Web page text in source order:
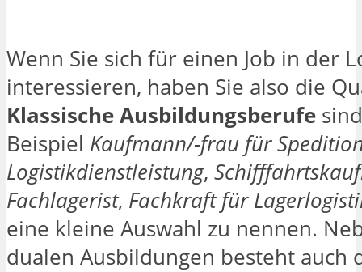
Wenn Sie sich für einen Job in der
interessieren, haben Sie also die
Klassische Ausbildungsberufe
Beispiel Kaufmann/-frau für
Logistikdienstleistung,
Fachlagerist, Fachkraft für
eine kleine Auswahl zu nennen.
dualen Ausbildungen besteht auch